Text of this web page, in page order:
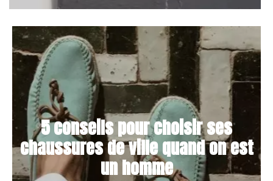
5 conseils pour choisir ses
chaussures de ville quand on est
un homme